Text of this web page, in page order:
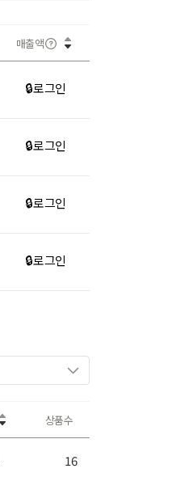
매출액
🔒 로그인
🔒 로그인
🔒 로그인
🔒 로그인
상품수
16